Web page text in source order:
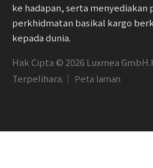
ke hadapan, serta menyediakan
perkhidmatan basikal kargo
kepada dunia.
Hak Cipta © 2026Luxmea
Terpelihara.｜ Peta laman